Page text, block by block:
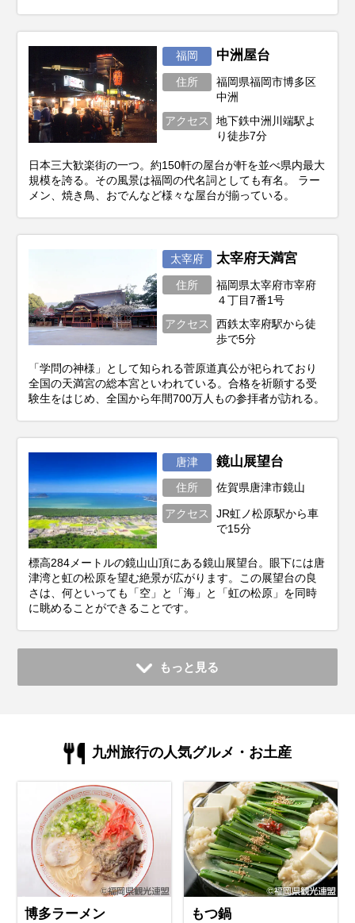
福岡 中洲屋台
住所
福岡県福岡市博多区
中洲
アクセス
地下鉄中洲川端駅よ
り徒歩7分
日本三大歓楽街の一つ。約150軒の屋台が軒を並べ県内最大
規模を誇る。その風景は福岡の代名詞としても有名。 ラー
メン、焼き鳥、おでんなど様々な屋台が揃っている。
太宰府 太宰府天満宮
住所
福岡県太宰府市宰府
４丁目7番1号
アクセス
西鉄太宰府駅から徒
歩で5分
「学問の神様」として知られる菅原道真公が祀られており
全国の天満宮の総本宮といわれている。合格を祈願する受
験生をはじめ、全国から年間700万人もの参拝者が訪れる。
唐津 鏡山展望台
住所 佐賀県唐津市鏡山
アクセス
JR虹ノ松原駅から車
で15分
標高284メートルの鏡山山頂にある鏡山展望台。眼下には唐
津湾と虹の松原を望む絶景が広がります。この展望台の良
さは、何といっても「空」と「海」と「虹の松原」を同時
に眺めることができることです。
もっと見る
九州旅行の人気グルメ・お土産
博多ラーメン もつ鍋